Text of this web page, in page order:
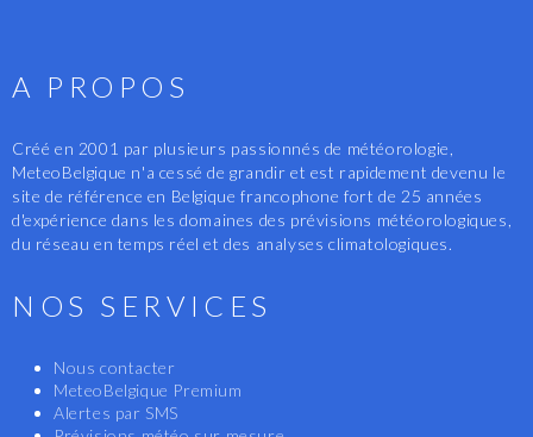
A PROPOS
Créé en 2001 par plusieurs passionnés de météorologie,
MeteoBelgique n'a cessé de grandir et est rapidement devenu le
site de référence en Belgique francophone fort de 25 années
d'expérience dans les domaines des prévisions météorologiques,
du réseau en temps réel et des analyses climatologiques.
NOS SERVICES
Nous contacter
MeteoBelgique Premium
Alertes par SMS